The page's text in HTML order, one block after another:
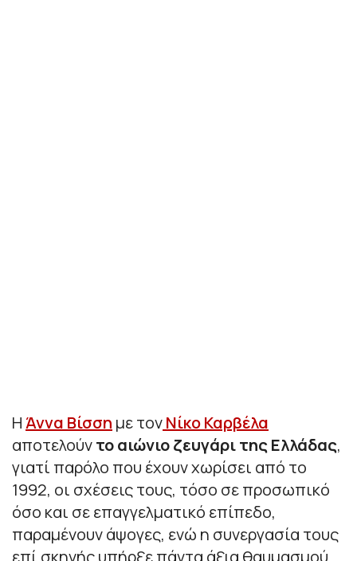
ΗΆννα Βίσση με τονΝίκο Καρβέλα
αποτελούντο αιώνιο ζευγάρι της Ελλάδας,
γιατί παρόλο που έχουν χωρίσει από το
1992, οι σχέσεις τους, τόσο σε προσωπικό
όσο και σε επαγγελματικό επίπεδο,
παραμένουν άψογες, ενώ η συνεργασία τους